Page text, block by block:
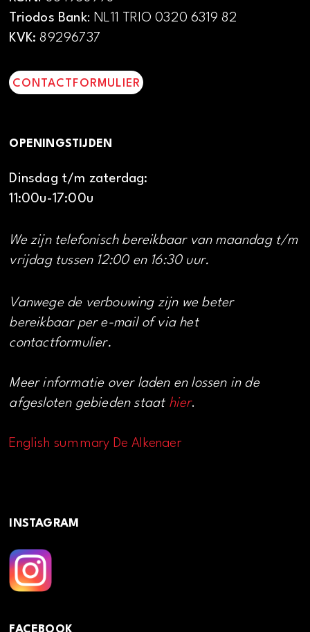
Triodos Bank: NL11 TRIO 0320 6319 82
KVK: 89296737
CONTACTFORMULIER
OPENINGSTIJDEN
Dinsdag t/m zaterdag:
11:00u-17:00u
We zijn telefonisch bereikbaar van maandag t/m
vrijdag tussen 12:00 en 16:30 uur.
Vanwege de verbouwing zijn we beter
bereikbaar per e-mail of via het
contactformulier.
Meer informatie over laden en lossen in de
afgesloten gebieden staat hier.
English summary De Alkenaer
INSTAGRAM